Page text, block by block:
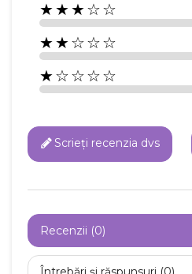
★★★☆☆
★★☆☆☆
★☆☆☆☆
Scrieți recenzia dvs
Recenzii (0)
Creeaza o lista